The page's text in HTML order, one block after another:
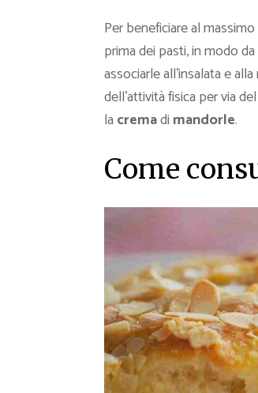
Per beneficiare al
prima dei pasti, in modo
associarle all’insalata e
dell’attività fisica per via
la cremadi mandorle.
Come